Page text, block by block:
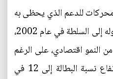
للدعم الذي يحظى به
أردوغان. أحدها أنه منذ وصوله إلى السلطة في عام 2002،
النمو اقتصادي، على الرغم
من تباطؤ النمو مؤخراً، وارتفاع نسبة البطالة إلى 12 في